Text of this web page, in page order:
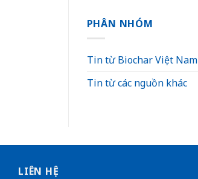
PHÂN NHÓM
Tin từ Biochar Việt Nam
Tin từ các nguồn khác
LIÊN HỆ